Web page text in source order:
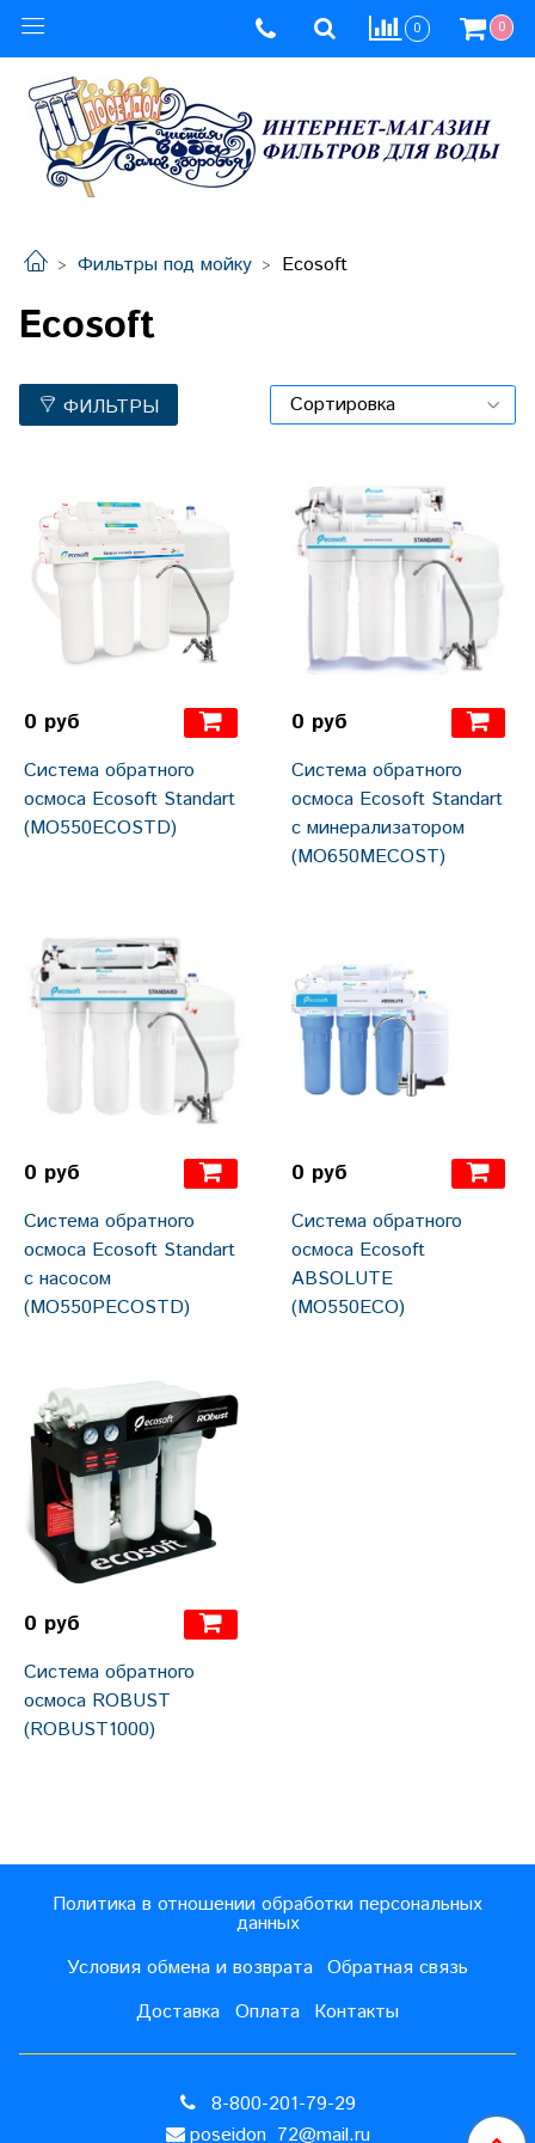
0 0
Фильтры под мойку Ecosoft
Ecosoft
ФИЛЬТРЫ
0 руб
Система обратного
осмоса Ecosoft Standart
(MO550ECOSTD)
0 руб
Система обратного
осмоса Ecosoft Standart
c минерализатором
(MO650MECOST)
0 руб
Система обратного
осмоса Ecosoft Standart
с насосом
(MO550PECOSTD)
0 руб
Система обратного
осмоса Ecosoft
ABSOLUTE
(MO550ECO)
0 руб
Система обратного
осмоса ROBUST
(ROBUST1000)
Политика в отношении обработки персональных
данных
Условия обмена и возврата Обратная связь
Доставка Оплата Контакты
8-800-201-79-29
poseidon_72@mail.ru